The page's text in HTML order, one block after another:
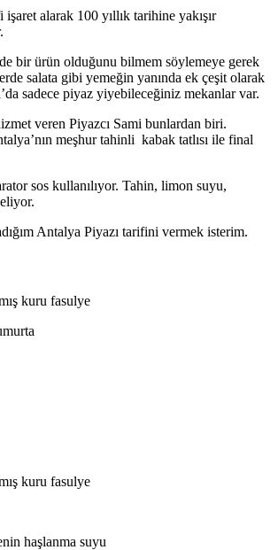
işaret alarak 100 yıllık tarihine yakışır
bir ürün olduğunu bilmem söylemeye gerek
salata gibi yemeğin yanında ek çeşit olarak
sadece piyaz yiyebileceğiniz mekanlar var.
veren Piyazcı Sami bunlardan biri.
meşhur tahinli kabak tatlısı ile final
sos kullanılıyor. Tahin, limon suyu,
Antalya Piyazı tarifini vermek isterim.
kuru fasulye
kuru fasulye
haşlanma suyu